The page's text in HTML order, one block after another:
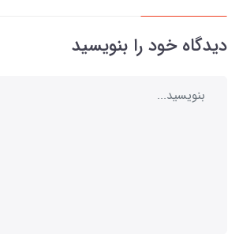
دیدگاه خود را بنویسید